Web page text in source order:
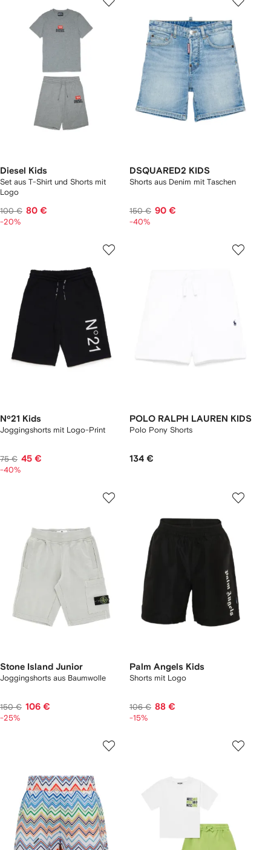
Diesel Kids
Set aus T-Shirt und Shorts mit
Logo
100 € 80 €
-20%
DSQUARED2 KIDS
Shorts aus Denim mit Taschen
150 € 90 €
-40%
Nº21 Kids
Joggingshorts mit Logo-Print
75 € 45 €
-40%
POLO RALPH LAUREN KIDS
Polo Pony Shorts
134 €
Stone Island Junior
Joggingshorts aus Baumwolle
150 € 106 €
-25%
Palm Angels Kids
Shorts mit Logo
106 € 88 €
-15%